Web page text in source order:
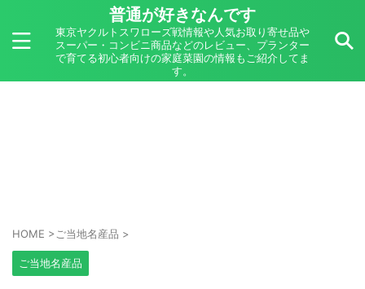
普通が好きなんです
東京ヤクルトスワローズ戦情報や人気お取り寄せ品や
スーパー・コンビニ商品などのレビュー、プランター
で育てる初心者向けの家庭菜園の情報もご紹介してま
す。
HOME > ご当地名産品 >
ご当地名産品